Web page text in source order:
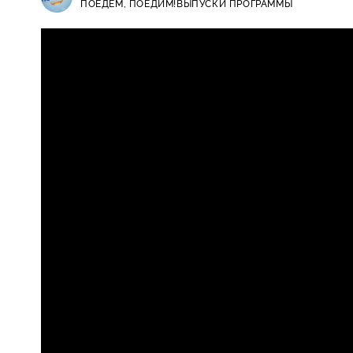
ПОЕДЕМ, ПОЕДИМ!ВЫПУСКИ ПРОГРАММЫ